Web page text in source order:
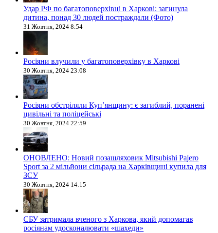
Удар РФ по багатоповерхівці в Харкові: загинула
дитина, понад 30 людей постраждали (Фото)
31 Жовтня, 2024 8:54
Росіяни влучили у багатоповерхівку в Харкові
30 Жовтня, 2024 23:08
Росіяни обстріляли Купʼянщину: є загиблий, поранені
цивільні та поліцейські
30 Жовтня, 2024 22:59
ОНОВЛЕНО: Новий позашляховик Mitsubishi Pajero
Sport за 2 мільйони сільрада на Харківщині купила для
ЗСУ
30 Жовтня, 2024 14:15
СБУ затримала вченого з Харкова, який допомагав
росіянам удосконалювати «шахеди»